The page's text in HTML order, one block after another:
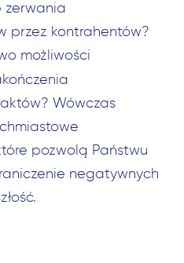
zerwania
przez kontrahentów?
możliwości
Wówczas
pozwolą Państwu
negatywnych